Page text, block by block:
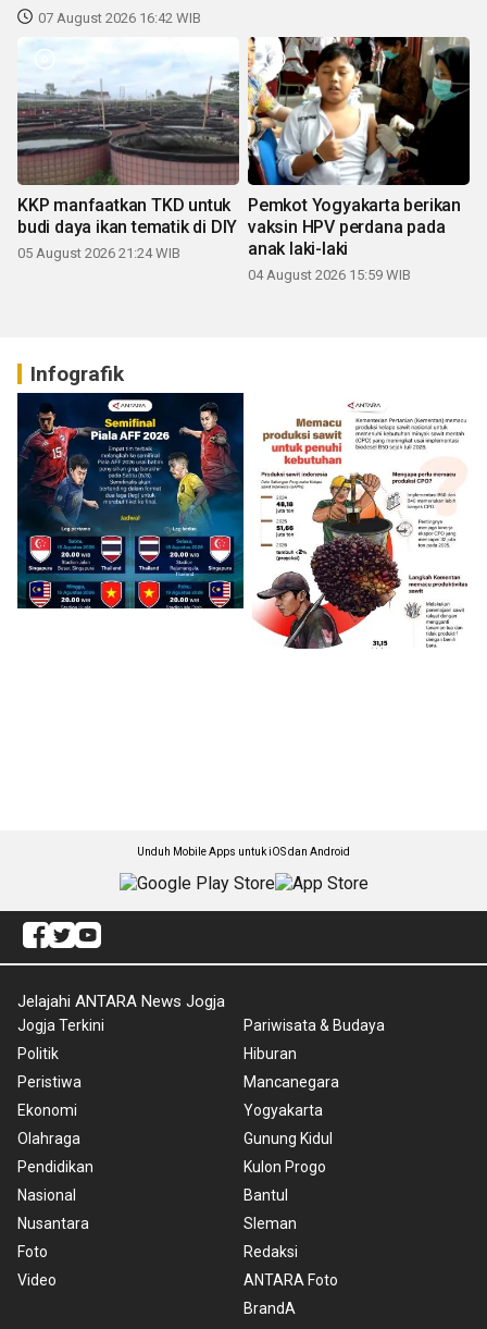
07 August 2026 16:42 WIB
KKP manfaatkan TKD untuk
budi daya ikan tematik di DIY
05 August 2026 21:24 WIB
Pemkot Yogyakarta berikan
vaksin HPV perdana pada
anak laki-laki
04 August 2026 15:59 WIB
Infografik
Unduh Mobile Apps untuk iOS dan Android
Jelajahi ANTARA News Jogja
Jogja Terkini
Politik
Peristiwa
Ekonomi
Olahraga
Pendidikan
Nasional
Nusantara
Foto
Video
Pariwisata & Budaya
Hiburan
Mancanegara
Yogyakarta
Gunung Kidul
Kulon Progo
Bantul
Sleman
Redaksi
ANTARA Foto
BrandA